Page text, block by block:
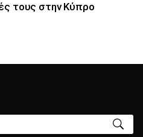
τους στην Κύπρο